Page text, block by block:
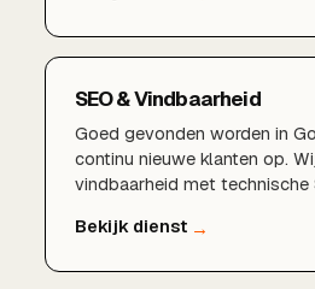
SEO & Vindbaarheid
Goed gevonden worden in
continu nieuwe klanten op.
vindbaarheid met technische